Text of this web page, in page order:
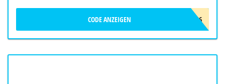
CONSENZ_SOMMER_2026
CODE ANZEIGEN